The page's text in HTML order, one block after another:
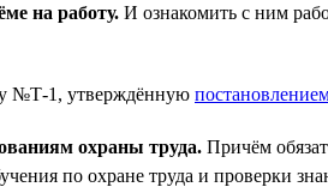
на работу. И ознакомить с ним
№Т-1, утверждённую
охраны труда. Причём
по охране труда и проверки